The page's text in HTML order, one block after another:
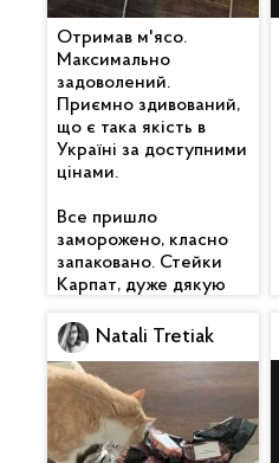
Отримав м'ясо.
Максимально
задоволений.
Приємно здивований,
що є така якість в
Україні за доступними
цінами.
Все пришло
заморожено, класно
запаковано. Стейки
Карпат, дуже дякую
Natali Tretiak